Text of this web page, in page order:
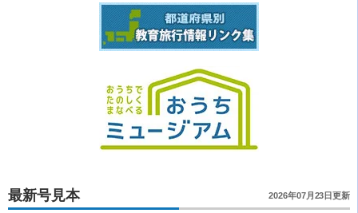
最新号見本 2026年07月23日更新